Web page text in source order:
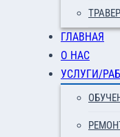
ГЛАВНАЯ
О НАС
УСЛУГИ/